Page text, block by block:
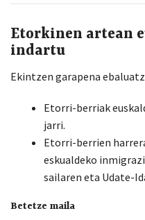
Etorkinen artean
indartu
Ekintzen garapena
Etorri-berriak
jarri.
Etorri-berrien
eskualdeko
sailaren eta Udate-
Betetze maila